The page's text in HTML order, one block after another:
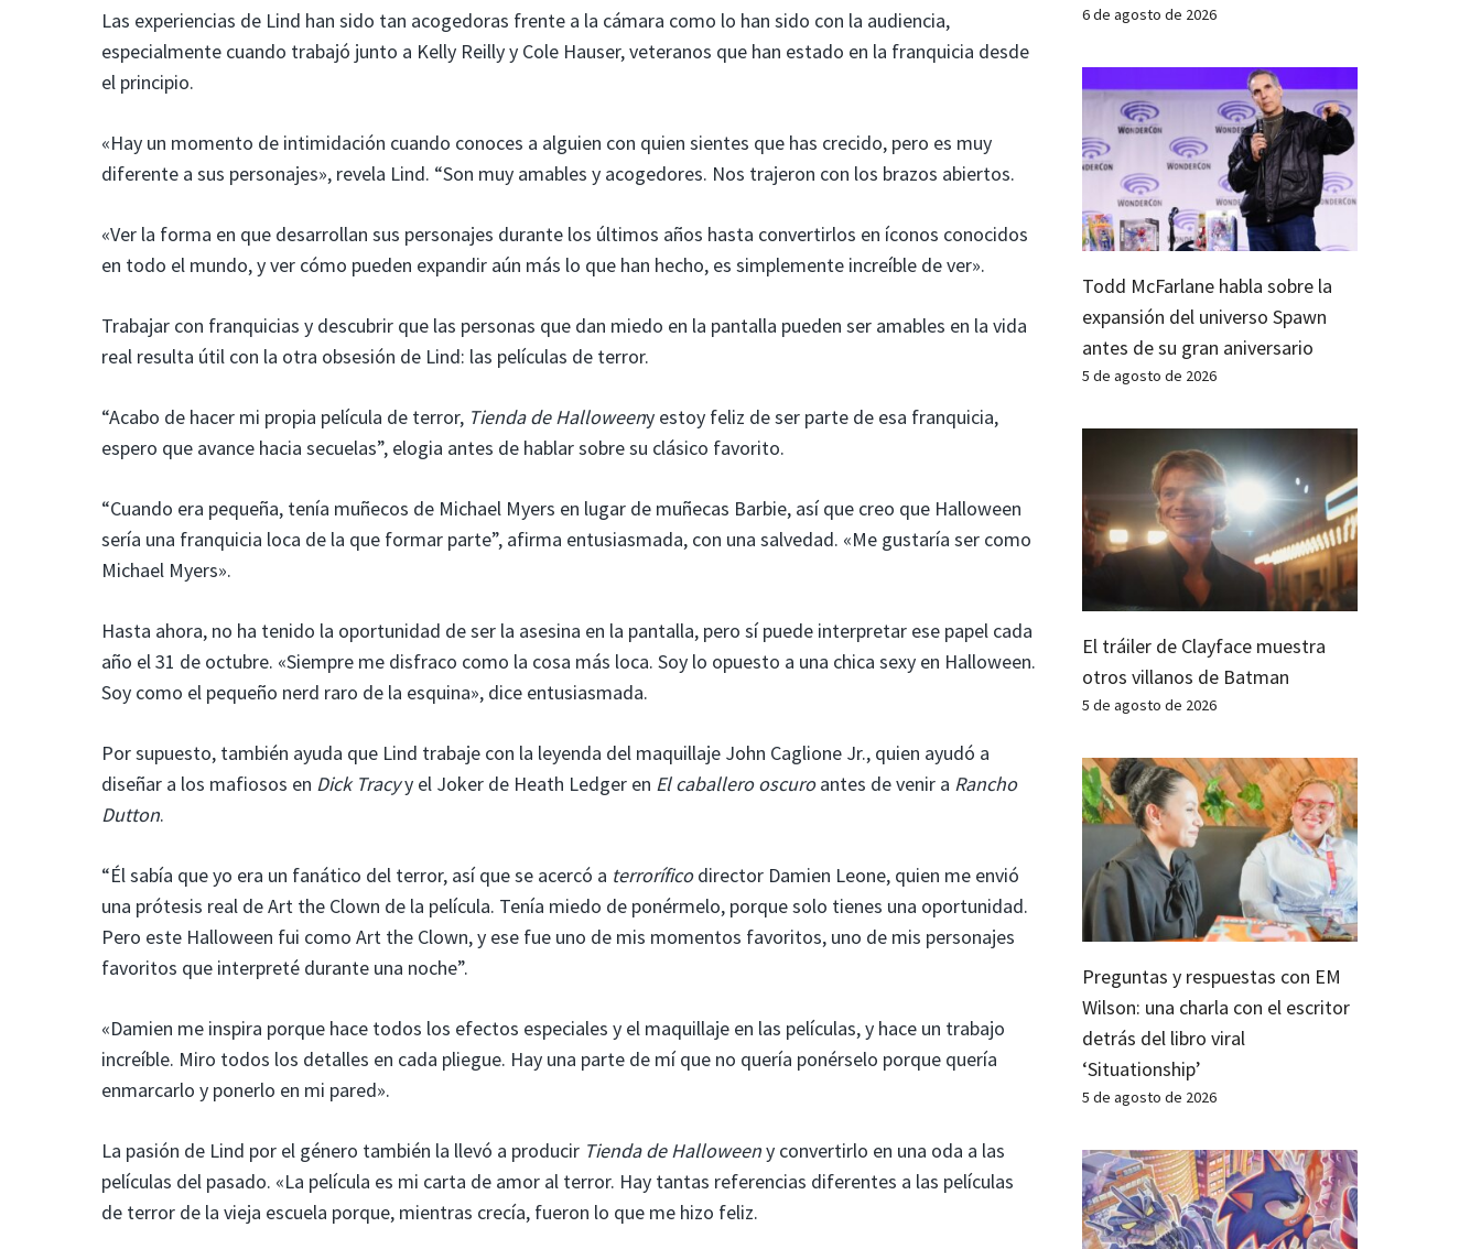
Las experiencias de Lind han sido tan acogedoras frente a la cámara como lo han sido con la audiencia,
especialmente cuando trabajó junto a Kelly Reilly y Cole Hauser, veteranos que han estado en la franquicia desde
el principio.
«Hay un momento de intimidación cuando conoces a alguien con quien sientes que has crecido, pero es muy
diferente a sus personajes», revela Lind. “Son muy amables y acogedores. Nos trajeron con los brazos abiertos.
«Ver la forma en que desarrollan sus personajes durante los últimos años hasta convertirlos en íconos conocidos
en todo el mundo, y ver cómo pueden expandir aún más lo que han hecho, es simplemente increíble de ver».
Trabajar con franquicias y descubrir que las personas que dan miedo en la pantalla pueden ser amables en la vida
real resulta útil con la otra obsesión de Lind: las películas de terror.
“Acabo de hacer mi propia película de terror, Tienda de Halloweeny estoy feliz de ser parte de esa franquicia,
espero que avance hacia secuelas”, elogia antes de hablar sobre su clásico favorito.
“Cuando era pequeña, tenía muñecos de Michael Myers en lugar de muñecas Barbie, así que creo que Halloween
sería una franquicia loca de la que formar parte”, afirma entusiasmada, con una salvedad. «Me gustaría ser como
Michael Myers».
Hasta ahora, no ha tenido la oportunidad de ser la asesina en la pantalla, pero sí puede interpretar ese papel cada
año el 31 de octubre. «Siempre me disfraco como la cosa más loca. Soy lo opuesto a una chica sexy en Halloween.
Soy como el pequeño nerd raro de la esquina», dice entusiasmada.
Por supuesto, también ayuda que Lind trabaje con la leyenda del maquillaje John Caglione Jr., quien ayudó a
diseñar a los mafiosos en Dick Tracyy el Joker de Heath Ledger en El caballero oscuroantes de venir a Rancho
Dutton.
“Él sabía que yo era un fanático del terror, así que se acercó a terroríficodirector Damien Leone, quien me envió
una prótesis real de Art the Clown de la película. Tenía miedo de ponérmelo, porque solo tienes una oportunidad.
Pero este Halloween fui como Art the Clown, y ese fue uno de mis momentos favoritos, uno de mis personajes
favoritos que interpreté durante una noche”.
«Damien me inspira porque hace todos los efectos especiales y el maquillaje en las películas, y hace un trabajo
increíble. Miro todos los detalles en cada pliegue. Hay una parte de mí que no quería ponérselo porque quería
enmarcarlo y ponerlo en mi pared».
La pasión de Lind por el género también la llevó a producir Tienda de Halloweeny convertirlo en una oda a las
películas del pasado. «La película es mi carta de amor al terror. Hay tantas referencias diferentes a las películas
de terror de la vieja escuela porque, mientras crecía, fueron lo que me hizo feliz.
6 de agosto de 2026
Todd McFarlane habla sobre la
expansión del universo Spawn
antes de su gran aniversario
5 de agosto de 2026
El tráiler de Clayface muestra
otros villanos de Batman
5 de agosto de 2026
Preguntas y respuestas con EM
Wilson: una charla con el escritor
detrás del libro viral
‘Situationship’
5 de agosto de 2026